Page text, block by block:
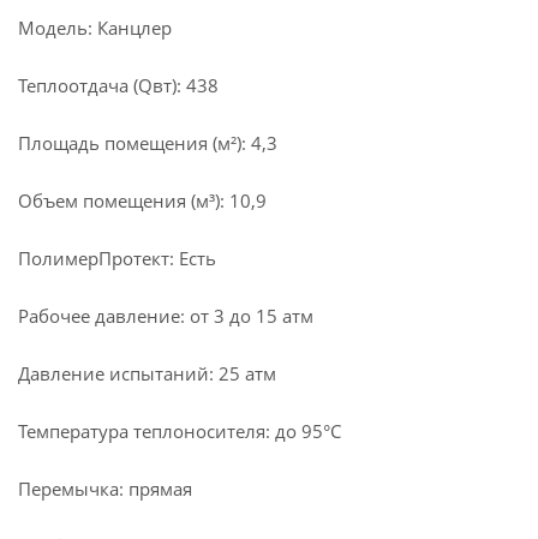
Модель: Канцлер
Теплоотдача (Qвт): 438
Площадь помещения (м²): 4,3
Объем помещения (м³): 10,9
ПолимерПротект: Есть
Рабочее давление: от 3 до 15 атм
Давление испытаний: 25 атм
Температура теплоносителя: до 95°С
Перемычка: прямая